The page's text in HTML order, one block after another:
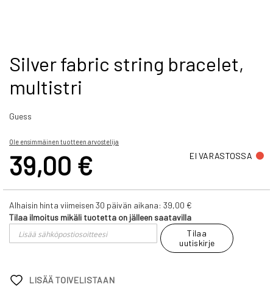
Skip
to
beginning
the
gallery
Silver fabric string bracelet,
multistri
Guess
Ole ensimmäinen tuotteen arvostelija
39,00 € EI VARASTOSSA
Alhaisin hinta viimeisen 30 päivän aikana: 39,00 €
Tilaa ilmoitus mikäli tuotetta on jälleen saatavilla
Tilaa
uutiskirje
LISÄÄ TOIVELISTAAN